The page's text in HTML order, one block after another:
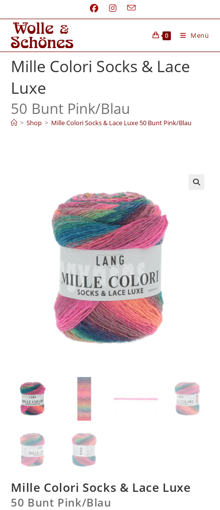
0 Menü
Mille Colori Socks & Lace
Luxe
50 Bunt Pink/Blau
> Shop > Mille Colori Socks & Lace Luxe 50 Bunt Pink/Blau
Mille Colori Socks & Lace Luxe
50 Bunt Pink/Blau